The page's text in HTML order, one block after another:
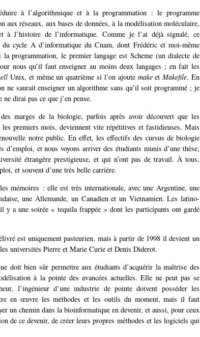
à l’algorithmique et à la programmation : le programme
aux réseaux, aux bases de données, à la modélisation moléculaire,
à l’histoire de l’informatique. Comme je l’ai déjà signalé, ce
cycle A d’informatique du Cnam, dont Frédéric et moi-même
programmation, le premier langage est Scheme (un dialecte de
nous qu’il faut enseigner au moins deux langages ; en fait les
Unix, et même un quatrième si l’on ajoute makeetMakefile. En
ne saurait enseigner un algorithme sans qu’il soit programmé ; je
dirai pas ce que j’en pense.
marges de la biologie, parfois après avoir découvert que les
premiers mois, deviennent vite répétitives et fastidieuses. Mais
notre public. En effet, les effectifs des cursus de biologie
d’emploi, et nous voyons arriver des étudiants munis d’une thèse,
étrangère prestigieuse, et qui n’ont pas de travail. À tous,
et souvent d’une très belle carrière.
mémoires : elle est très internationale, avec une Argentine, une
une Allemande, un Canadien et un Vietnamien. Les latino-
y a une soirée « tequila frappée » dont les participants ont gardé
est uniquement pasteurien, mais à partir de 1998 il devient un
universités Pierre et Marie Curie et Denis Diderot.
doit bien sûr permettre aux étudiants d’acquérir la maîtrise des
à la pointe des avancées actuelles. Elle ne peut pas se
l’ingénieur d’une industrie de pointe doivent posséder les
en œuvre les méthodes et les outils du moment, mais il faut
un chemin dans la bioinformatique en devenir, et aussi, pour ceux
de ce devenir, de créer leurs propres méthodes et les logiciels qui